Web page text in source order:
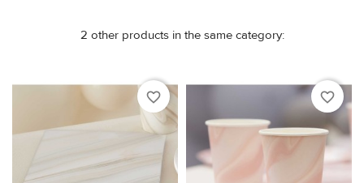
2 other products in the same category:
favorite_border favorite_border